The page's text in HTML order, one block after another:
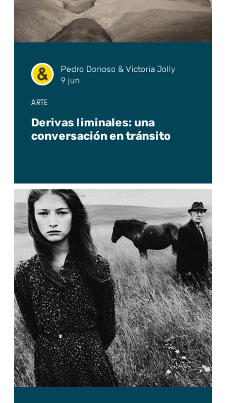
Derivas liminales: una
conversación en tránsito
ARTE
Pedro Donoso & Victoria Jolly
9 jun